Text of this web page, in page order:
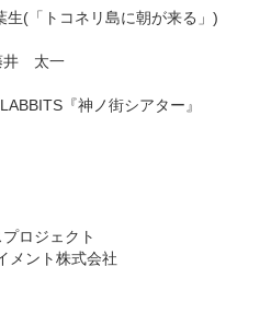
生(「トコネリ島に朝が来る」)
井 太一
『神ノ街シアター』
ロジェクト
メント株式会社